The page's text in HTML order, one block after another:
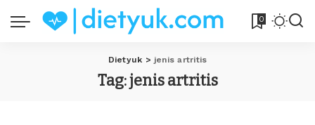
0
Dietyuk > jenis artritis
Tag:jenis artritis